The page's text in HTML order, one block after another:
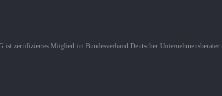
ist zertifiziertes Mitglied im Bundesverband Deutscher Unternehmensberater